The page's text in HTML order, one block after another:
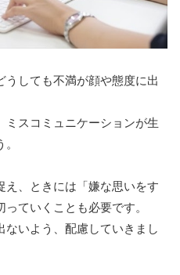
うしても不満が顔や態度に出
スコミュニケーションが生
え、ときには「嫌な思いをす
ていくことも必要です。
いよう、配慮していきまし